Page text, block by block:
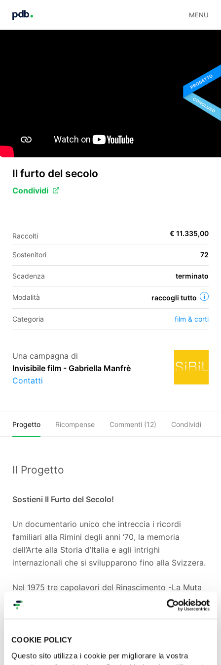
COOKIE POLICY
Questo sito utilizza i cookie per migliorare la vostra
MENU
IT
FR
ES
Il furto del secolo
Condividi
Raccolti € 11.335,00
Sostenitori 72
Scadenza terminato
Modalità raccogli tutto
Categoria film & corti
Una campagna di
Invisibile film - Gabriella Manfrè
Contatti
Progetto Ricompense Commenti (12) Condividi
Il Progetto
Sostieni Il Furto del Secolo!
Un documentario unico che intreccia i ricordi
familiari alla Rimini degli anni ‘70, la memoria
dell’Arte alla Storia d’Italia e agli intrighi
internazionali che si svilupparono fino alla Svizzera.
Nel 1975 tre capolavori del Rinascimento -La Muta
di Raffaello, La Flagellazione e la Madonna di
Senigallia di Piero della Francesca- furono trafugati
Mezzo secolo dopo, i nipoti dell’antiquario Maurizio